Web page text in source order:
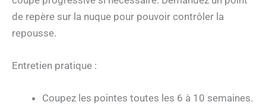
de repère sur la nuque pour pouvoir contrôler la
repousse.
Entretien pratique :
Coupez les pointes toutes les 6 à 10 semaines.